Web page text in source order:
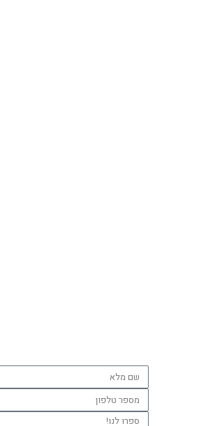
שם
מלא
מספר
טלפון
ספרו